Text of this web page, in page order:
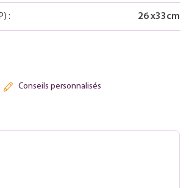
: 26x33cm
Conseils personnalisés